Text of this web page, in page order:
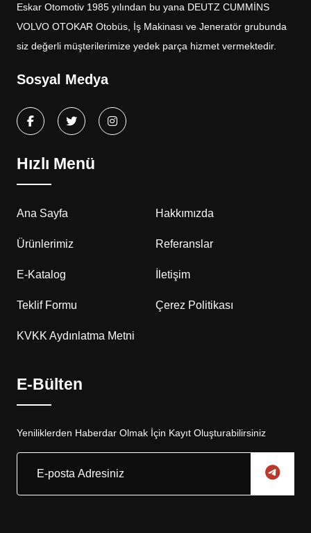
Eskar Otomotiv 1985 yılından bu yana DEUTZ CUMMİNS
VOLVO OTOKAR Otobüs, İş Makinası ve Jeneratör grubunda
siz değerli müşterilerimize yedek parça hizmet vermektedir.
Sosyal Medya
Hızlı Menü
Ana Sayfa Hakkımızda
Ürünlerimiz Referanslar
E-Katalog İletişim
Teklif Formu Çerez Politikası
KVKK Aydınlatma Metni
E-Bülten
Yeniliklerden Haberdar Olmak İçin Kayıt Oluşturabilirsiniz